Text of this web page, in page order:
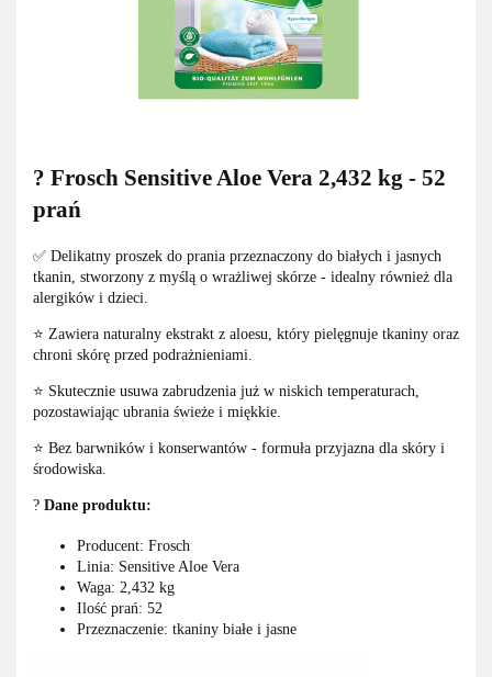
? Frosch Sensitive Aloe Vera 2,432 kg - 52
prań
✅ Delikatny proszek do prania przeznaczony do białych i jasnych
tkanin, stworzony z myślą o wrażliwej skórze - idealny również dla
alergików i dzieci.
⭐ Zawiera naturalny ekstrakt z aloesu, który pielęgnuje tkaniny oraz
chroni skórę przed podrażnieniami.
⭐ Skutecznie usuwa zabrudzenia już w niskich temperaturach,
pozostawiając ubrania świeże i miękkie.
⭐ Bez barwników i konserwantów - formuła przyjazna dla skóry i
środowiska.
? Dane produktu:
Producent: Frosch
Linia: Sensitive Aloe Vera
Waga: 2,432 kg
Ilość prań: 52
Przeznaczenie: tkaniny białe i jasne